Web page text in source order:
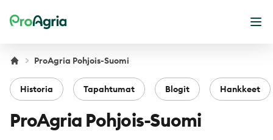
ProAgria
ProAgria Pohjois-Suomi
Historia Tapahtumat Blogit Hankkeet
ProAgria Pohjois-Suomi